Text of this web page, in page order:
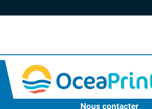
Nous contacter